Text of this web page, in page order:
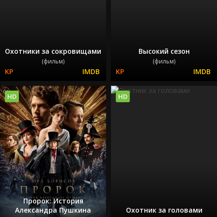
Охотники за сокровищами
(фильм)
Высокий сезон
(фильм)
Пророк: История
Александра Пушкина
HD
Охотник за головами
HD